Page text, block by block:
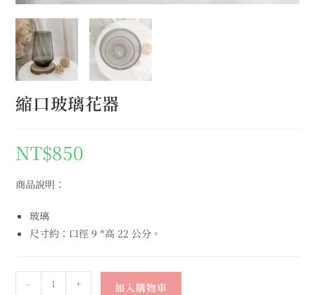
縮口玻璃花器
NT$850
商品說明：
玻璃
尺寸約：口徑 9 *高 22 公分。
- + 加入購物車